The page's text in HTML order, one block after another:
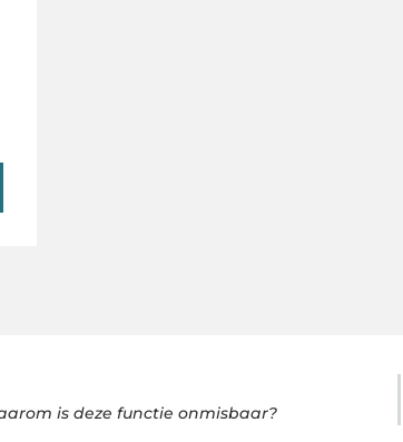
is deze functie onmisbaar?